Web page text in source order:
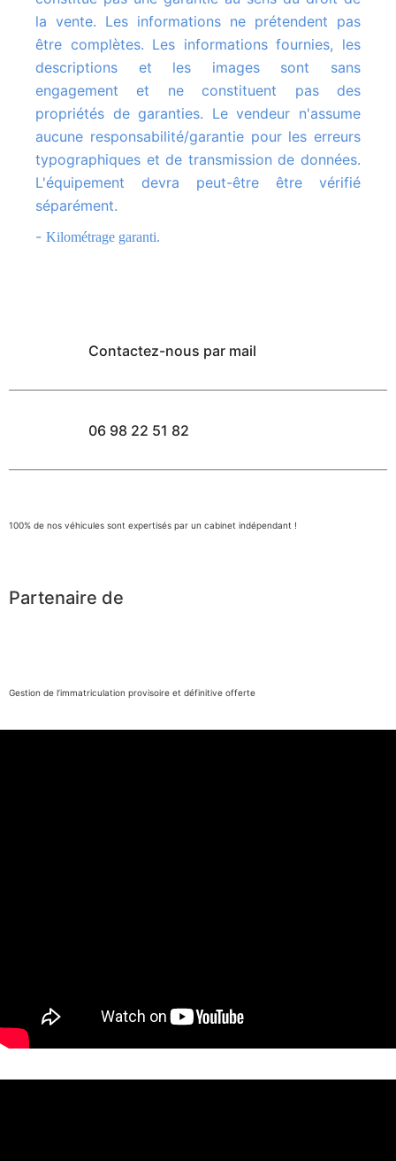
la vente. Les informations ne prétendent pas
être complètes. Les informations fournies, les
descriptions et les images sont sans
engagement et ne constituent pas des
propriétés de garanties. Le vendeur n'assume
aucune responsabilité/garantie pour les erreurs
typographiques et de transmission de données.
L'équipement devra peut-être être vérifié
séparément.
Kilométrage garanti.
Contactez-nous par mail
06 98 22 51 82
100% de nos véhicules sont expertisés par un cabinet indépendant !
Partenaire de
Gestion de l’immatriculation provisoire et définitive offerte